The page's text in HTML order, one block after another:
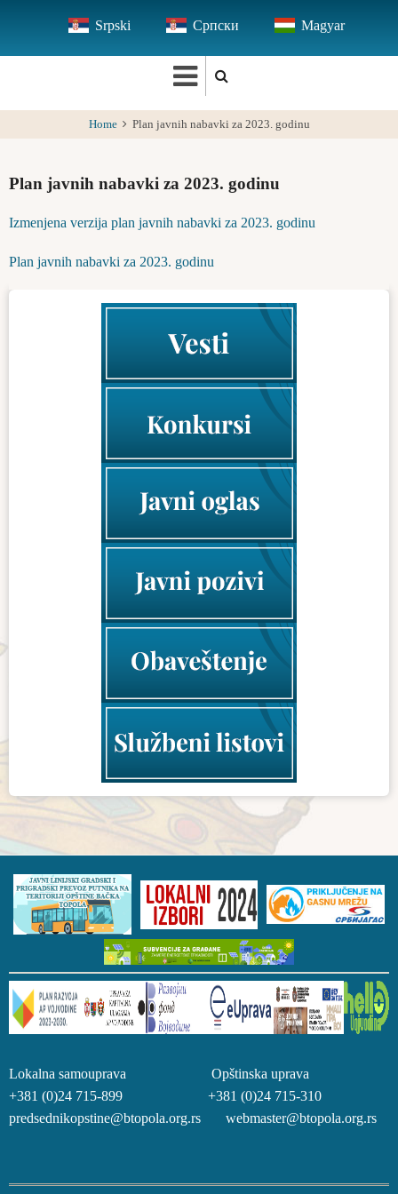
main
Srpski Српски Magyar
Home Plan javnih nabavki za 2023. godinu
Plan javnih nabavki za 2023. godinu
Izmenjena verzija plan javnih nabavki za 2023. godinu
Plan javnih nabavki za 2023. godinu
Lokalna samouprava Opštinska uprava
+381 (0)24 715-899 +381 (0)24 715-310
predsednikopstine@btopola.org.rs webmaster@btopola.org.rs